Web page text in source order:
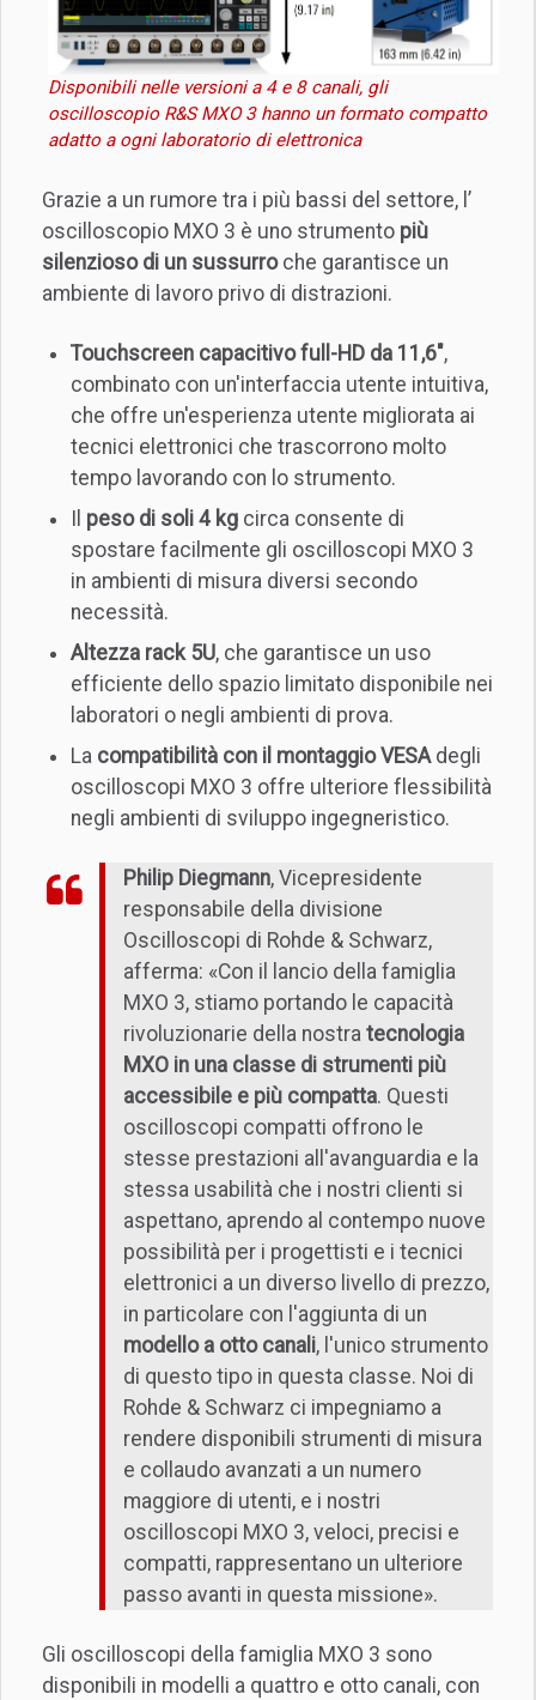
Disponibili nelle versioni a 4 e 8 canali, gli
oscilloscopio R&S MXO 3 hanno un formato compatto
adatto a ogni laboratorio di elettronica
Grazie a un rumore tra i più bassi del settore, l’
oscilloscopio MXO 3 è uno strumento più
silenzioso di un sussurroche garantisce un
ambiente di lavoro privo di distrazioni.
Touchscreen capacitivo full-HD da 11,6",
combinato con un'interfaccia utente intuitiva,
che offre un'esperienza utente migliorata ai
tecnici elettronici che trascorrono molto
tempo lavorando con lo strumento.
peso di soli 4 kg circa consente di
spostare facilmente gli oscilloscopi MXO 3
in ambienti di misura diversi secondo
necessità.
Altezza rack 5U, che garantisce un uso
efficiente dello spazio limitato disponibile nei
laboratori o negli ambienti di prova.
La compatibilità con il montaggio VESAdegli
oscilloscopi MXO 3 offre ulteriore flessibilità
negli ambienti di sviluppo ingegneristico.
Philip Diegmann, Vicepresidente
responsabile della divisione
Oscilloscopi di Rohde & Schwarz,
afferma: «Con il lancio della famiglia
MXO 3, stiamo portando le capacità
rivoluzionarie della nostra tecnologia
MXO in una classe di strumenti più
accessibile e più compatta. Questi
oscilloscopi compatti offrono le
stesse prestazioni all'avanguardia e la
stessa usabilità che i nostri clienti si
aspettano, aprendo al contempo nuove
possibilità per i progettisti e i tecnici
elettronici a un diverso livello di prezzo,
in particolare con l'aggiunta di un
modello a otto canali, l'unico strumento
di questo tipo in questa classe. Noi di
Rohde & Schwarz ci impegniamo a
rendere disponibili strumenti di misura
e collaudo avanzati a un numero
maggiore di utenti, e i nostri
oscilloscopi MXO 3, veloci, precisi e
compatti, rappresentano un ulteriore
passo avanti in questa missione».
Gli oscilloscopi della famiglia MXO 3 sono
disponibili in modelli a quattro e otto canali, con